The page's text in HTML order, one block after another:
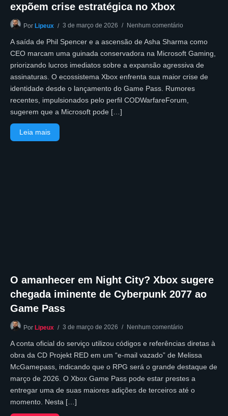
expõem crise estratégica no Xbox
Por Lipeux 3 de março de 2026 Nenhum comentário
A saída de Phil Spencer e a ascensão de Asha Sharma como
CEO marcam uma guinada conservadora na Microsoft Gaming,
priorizando lucros imediatos sobre a expansão agressiva de
assinaturas. O ecossistema Xbox enfrenta sua maior crise de
identidade desde o lançamento do Game Pass. Rumores
recentes, impulsionados pelo perfil CODWarfareForum,
sugerem que a Microsoft pode […]
Leia mais
O amanhecer em Night City? Xbox sugere
chegada iminente de Cyberpunk 2077 ao
Game Pass
Por Lipeux 3 de março de 2026 Nenhum comentário
A conta oficial do serviço utilizou códigos e referências diretas à
obra da CD Projekt RED em um “e-mail vazado” de Melissa
McGamepass, indicando que o RPG será o grande destaque de
março de 2026. O Xbox Game Pass pode estar prestes a
entregar uma de suas maiores adições de terceiros até o
momento. Nesta […]